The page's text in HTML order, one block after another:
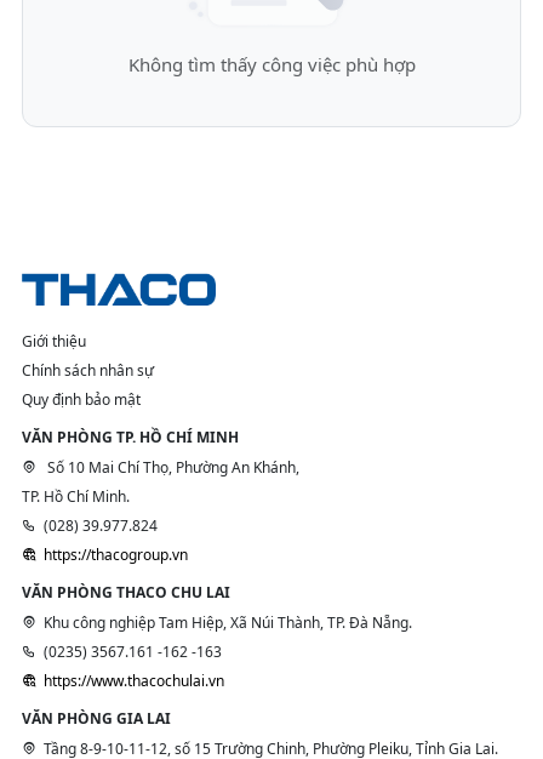
Không tìm thấy công việc phù hợp
Giới thiệu
Chính sách nhân sự
Quy định bảo mật
VĂN PHÒNG TP. HỒ CHÍ MINH
Số 10 Mai Chí Thọ, Phường An Khánh,
TP. Hồ Chí Minh.
(028) 39.977.824
https://thacogroup.vn
VĂN PHÒNG THACO CHU LAI
Khu công nghiệp Tam Hiệp, Xã Núi Thành, TP. Đà Nẵng.
(0235) 3567.161 -162 -163
https://www.thacochulai.vn
VĂN PHÒNG GIA LAI
Tầng 8-9-10-11-12, số 15 Trường Chinh, Phường Pleiku, Tỉnh Gia Lai.